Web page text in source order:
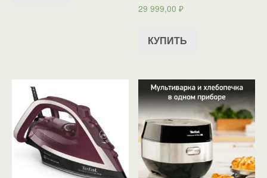
29 999,00₽
КУПИТЬ